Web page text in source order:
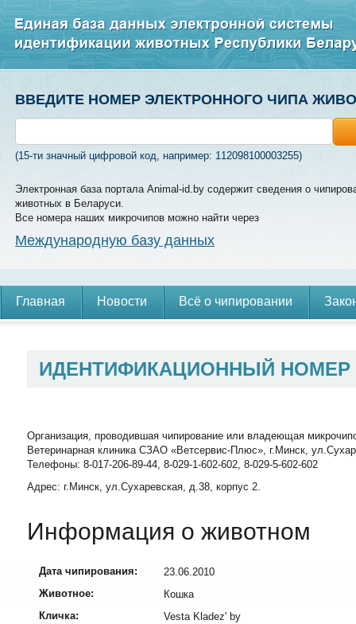
ВВЕДИТЕ НОМЕР ЭЛЕКТРОННОГО ЧИПА
(15-ти значный цифровой код, например: 112098100003255)
Электронная база портала Animal-id.by содержит сведения о
животных в Беларуси.
Все номера наших микрочипов можно найти через
Международную базу данных
Главная Новости Всё о чипировании
ИДЕНТИФИКАЦИОННЫЙ
Организация, проводившая чипирование или владеющая
Ветеринарная клиника СЗАО «Ветсервис-Плюс», г.Минск,
Телефоны: 8-017-206-89-44, 8-029-1-602-602, 8-029-5-602-602
Адрес: г.Минск, ул.Сухаревская, д.38, корпус 2.
Информация о животном
Дата чипирования:
23.06.2010
Животное:
Кошка
Кличка:
Vesta Kladez' by